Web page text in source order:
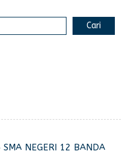
Cari
NEGERI 12 BANDA